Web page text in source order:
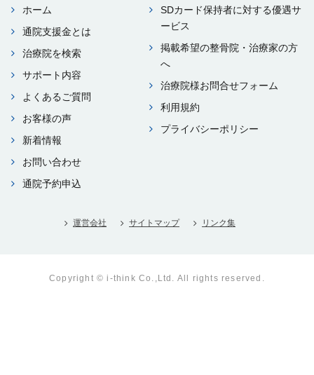
ホーム
通院⽀援⾦とは
治療院を検索
サポート内容
よくあるご質問
お客様の声
新着情報
お問い合わせ
通院予約申込
SDカード保持者に対する優遇サ
ービス
掲載希望の整⾻院・治療家の⽅
へ
治療院様お問合せフォーム
利⽤規約
プライバシーポリシー
運営会社 サイトマップ リンク集
Copyright © i-think Co.,Ltd. All rights reserved.